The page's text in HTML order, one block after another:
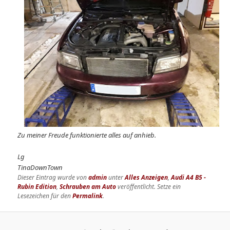
Zu meiner Freude funktionierte alles auf anhieb.
Lg
TinaDownTown
Dieser Eintrag wurde vonadminunterAlles Anzeigen,Audi A4 B5 -
Rubin Edition,Schrauben am Autoveröffentlicht. Setze ein
Lesezeichen für denPermalink.